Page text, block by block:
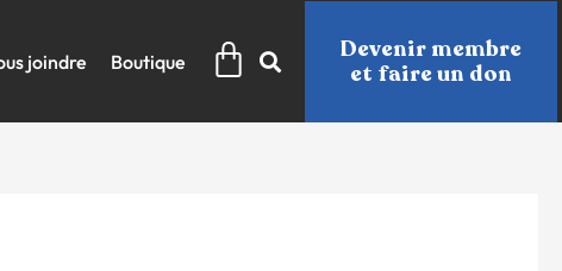
joindre Boutique Panier
Devenir membre
et faire un don